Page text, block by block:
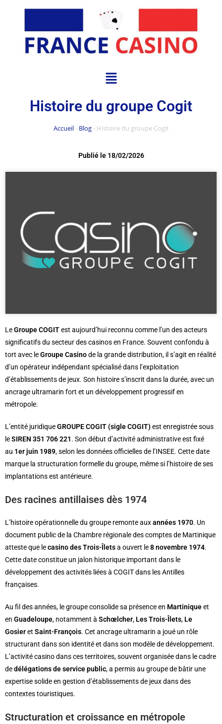
Histoire du groupe Cogit
Accueil- Blog- Histoire du groupe Cogit
Publié le 18/02/2026
LeGroupe COGITest aujourd’hui reconnu comme l’un des acteurs
significatifs du secteur des casinos en France. Souvent confondu à
tort avec leGroupe Casinode la grande distribution, il s’agit en réalité
d’un opérateur indépendant spécialisé dans l’exploitation
d’établissements de jeux. Son histoire s’inscrit dans la durée, avec un
ancrage ultramarin fort et un développement progressif en
métropole.
L’entité juridiqueGROUPE COGIT (sigle COGIT) est enregistrée sous
leSIREN 351 706 221. Son début d’activité administrative est fixé
au 1er juin 1989, selon les données officielles de l’INSEE. Cette date
marque la structuration formelle du groupe, même si l’histoire de ses
implantations est antérieure.
Des racines antillaises dès 1974
L’histoire opérationnelle du groupe remonte auxannées 1970. Un
document public de la Chambre régionale des comptes de Martinique
atteste que lecasino des Trois-Îletsa ouvert le8 novembre 1974.
Cette date constitue un jalon historique important dans le
développement des activités liées à COGIT dans les Antilles
françaises.
Au fil des années, le groupe consolide sa présence en Martiniqueet
en Guadeloupe, notamment à Schœlcher, Les Trois-Îlets, Le
Gosieret Saint-François. Cet ancrage ultramarin a joué un rôle
structurant dans son identité et dans son modèle de développement.
L’activité casino dans ces territoires, souvent organisée dans le cadre
dedélégations de service public, a permis au groupe de bâtir une
expertise solide en gestion d’établissements de jeux dans des
contextes touristiques.
Structuration et croissance en métropole